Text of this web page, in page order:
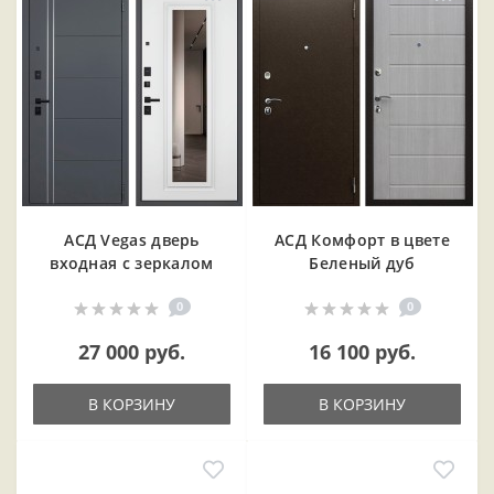
АСД Vegas дверь
входная с зеркалом
0
27 000 руб.
В КОРЗИНУ
АСД Комфорт в цвете
Беленый дуб
0
16 100 руб.
В КОРЗИНУ